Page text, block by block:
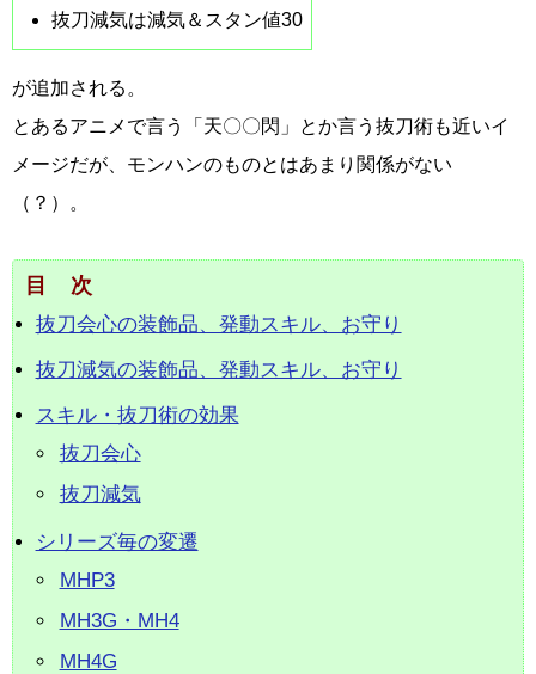
抜刀減気は減気＆スタン値30
が追加される。
とあるアニメで言う「天〇〇閃」とか言う抜刀術も近いイ
メージだが、モンハンのものとはあまり関係がない
（？）。
目次
抜刀会心の装飾品、発動スキル、お守り
抜刀減気の装飾品、発動スキル、お守り
スキル・抜刀術の効果
抜刀会心
抜刀減気
シリーズ毎の変遷
MHP3
MH3G・MH4
MH4G